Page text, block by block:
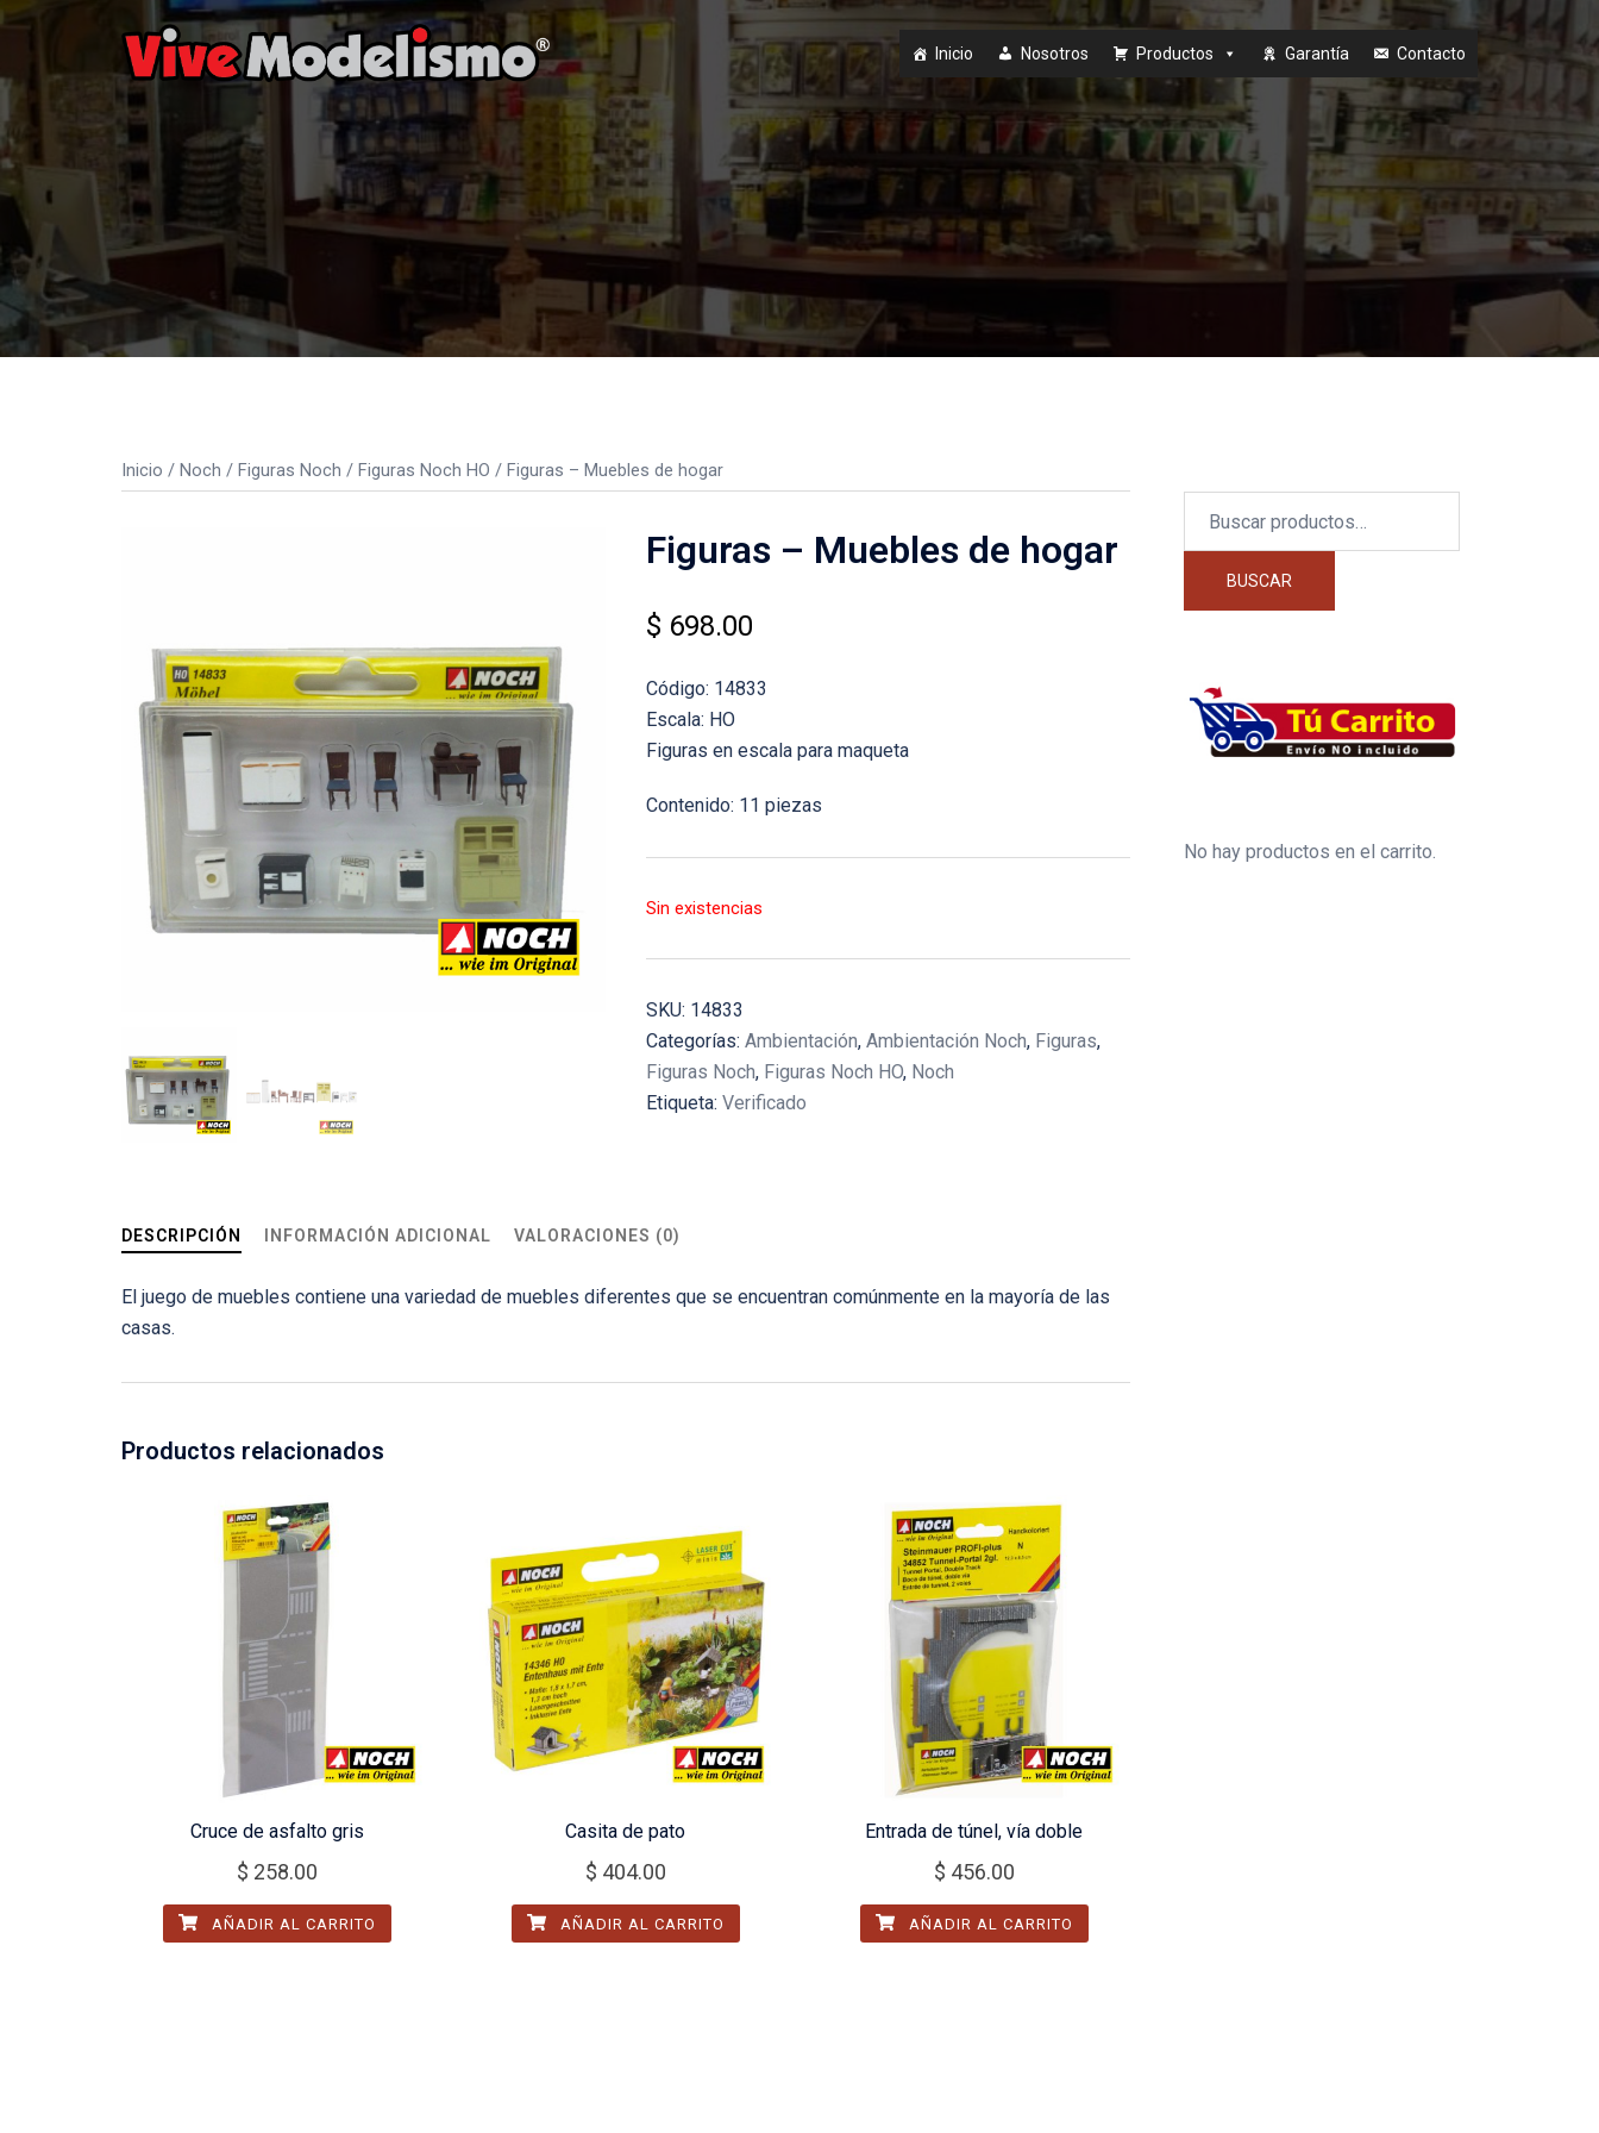
Saltar
contenido
Inicio Nosotros Productos Garantía Contacto
Inicio / Noch / Figuras Noch / Figuras Noch HO / Figuras – Muebles de hogar
Figuras – Muebles de hogar
$ 698.00
Código: 14833
Escala: HO
Figuras en escala para maqueta
Contenido: 11 piezas
Sin existencias
SKU: 14833
Categorías: Ambientación, Ambientación Noch, Figuras,
Figuras Noch, Figuras Noch HO, Noch
Etiqueta: Verificado
DESCRIPCIÓN INFORMACIÓN ADICIONAL VALORACIONES (0)
El juego de muebles contiene una variedad de muebles diferentes que se encuentran comúnmente en la mayoría de las
casas.
Productos relacionados
Cruce de asfalto gris
$ 258.00
AÑADIR AL CARRITO
Casita de pato
$ 404.00
AÑADIR AL CARRITO
Entrada de túnel, vía doble
$ 456.00
AÑADIR AL CARRITO
por:
BUSCAR
No hay productos en el carrito.